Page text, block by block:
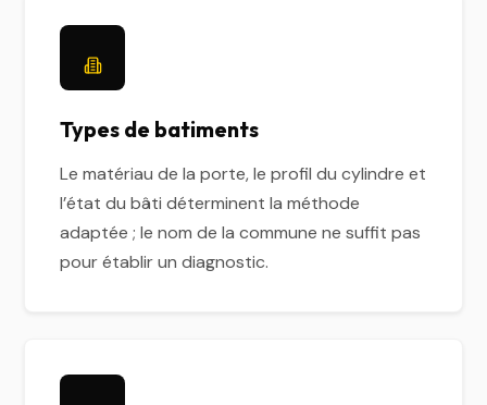
Types de batiments
Le matériau de la porte, le profil du cylindre et
l’état du bâti déterminent la méthode
adaptée ; le nom de la commune ne suffit pas
pour établir un diagnostic.